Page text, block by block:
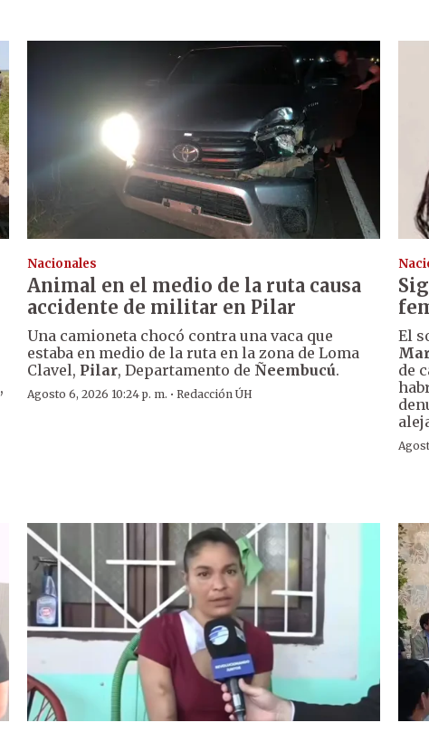
,
Nacionales
Animal en el medio de la ruta causa
accidente de militar en Pilar
Una camioneta chocó contra una vaca que
estaba en medio de la ruta en la zona de Loma
Clavel, Pilar, Departamento de Ñeembucú.
Agosto 6, 2026 10:24 p. m. ·Redacción ÚH
El
de